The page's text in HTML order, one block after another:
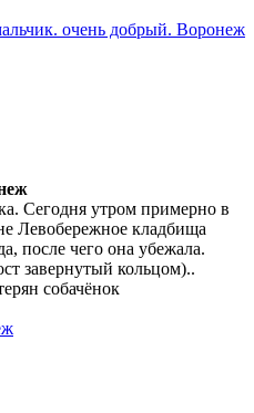
очень добрый. Воронеж
Сегодня утром примерно в
Левобережное кладбища
после чего она убежала.
завернутый кольцом)..
собачёнок